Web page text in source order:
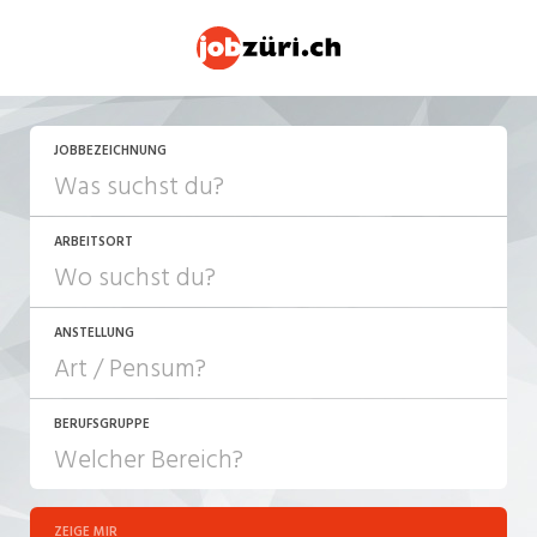
JOBBEZEICHNUNG
ARBEITSORT
ANSTELLUNG
JOB-TYP
Festanstellung
BERUFSGRUPPE
ZEIGE MIR